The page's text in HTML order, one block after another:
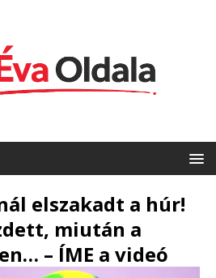
elszakadt a húr!
miután a
– ÍME a videó